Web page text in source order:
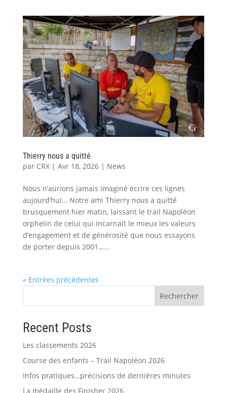
Thierry nous a quitté
par CRX| Avr 18, 2026| News
Nous n’aurions jamais imaginé écrire ces lignes
aujourd’hui… Notre ami Thierry nous a quitté
brusquement hier matin, laissant le trail Napoléon
orphelin de celui qui incarnait le mieux les valeurs
d’engagement et de générosité que nous essayons
de porter depuis 2001…...
« Entrées précédentes
Rechercher
Recent Posts
Les classements 2026
Course des enfants – Trail Napoléon 2026
Infos pratiques…précisions de dernières minutes
La médaille des Finisher 2026